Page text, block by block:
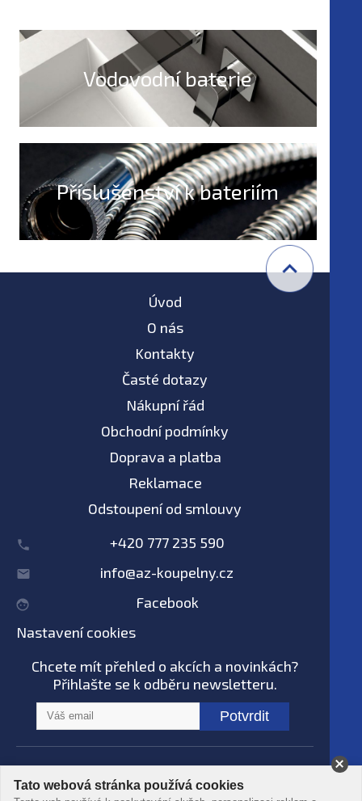
Vodovodní baterie
Příslušenství k bateriím
Úvod
O nás
Kontakty
Časté dotazy
Nákupní řád
Obchodní podmínky
Doprava a platba
Reklamace
Odstoupení od smlouvy
+420 777 235 590
info@az-koupelny.cz
Facebook
Nastavení cookies
Chcete mít přehled o akcích a novinkách?
Přihlašte se k odběru newsletteru.
Potvrdit
© AZ koupelny® 2006 - 2026 -Podmínky
Tato webová stránka používá cookies